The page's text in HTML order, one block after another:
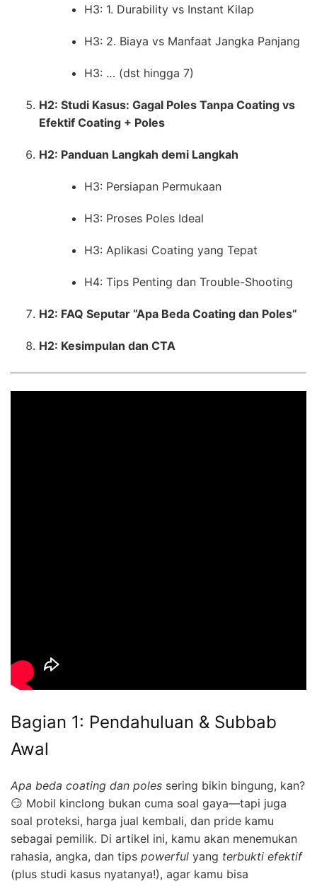
H3: 1. Durability vs Instant Kilap
H3: 2. Biaya vs Manfaat Jangka Panjang
H3: … (dst hingga 7)
H2: Studi Kasus: Gagal Poles Tanpa Coating vs
Efektif Coating + Poles
H2: Panduan Langkah demi Langkah
H3: Persiapan Permukaan
H3: Proses Poles Ideal
H3: Aplikasi Coating yang Tepat
H4: Tips Penting dan Trouble-Shooting
H2: FAQ Seputar “Apa Beda Coating dan Poles”
H2: Kesimpulan dan CTA
Bagian 1: Pendahuluan & Subbab
Awal
Apa beda coating dan poles sering bikin bingung, kan?
😏 Mobil kinclong bukan cuma soal gaya—tapi juga
soal proteksi, harga jual kembali, dan pride kamu
sebagai pemilik. Di artikel ini, kamu akan menemukan
rahasia, angka, dan tips powerful yang terbukti efektif
(plus studi kasus nyatanya!), agar kamu bisa